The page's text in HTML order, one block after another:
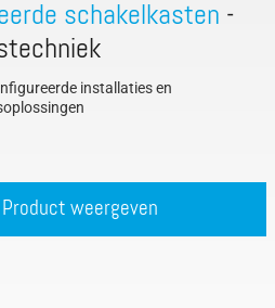
schakelkasten -
installaties en
Product weergeven